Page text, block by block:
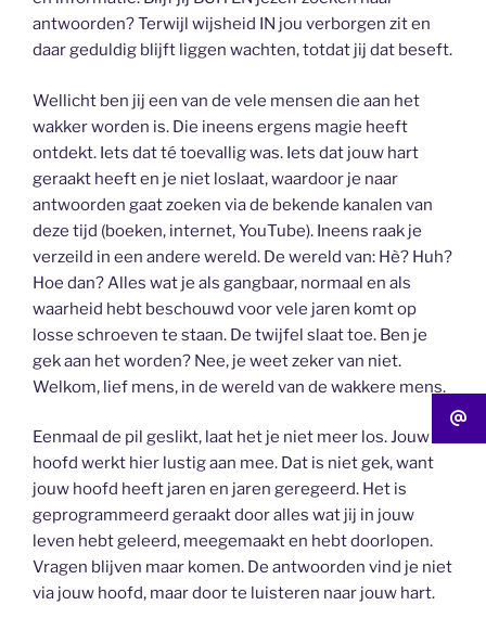
antwoorden? Terwijl wijsheid IN jou verborgen zit en
daar geduldig blijft liggen wachten, totdat jij dat beseft.
Wellicht ben jij een van de vele mensen die aan het
wakker worden is. Die ineens ergens magie heeft
ontdekt. Iets dat té toevallig was. Iets dat jouw hart
geraakt heeft en je niet loslaat, waardoor je naar
antwoorden gaat zoeken via de bekende kanalen van
deze tijd (boeken, internet, YouTube). Ineens raak je
verzeild in een andere wereld. De wereld van: Hè? Huh?
Hoe dan? Alles wat je als gangbaar, normaal en als
waarheid hebt beschouwd voor vele jaren komt op
losse schroeven te staan. De twijfel slaat toe. Ben je
gek aan het worden? Nee, je weet zeker van niet.
Welkom, lief mens, in de wereld van de wakkere mens.
Eenmaal de pil geslikt, laat het je niet meer los. Jouw
hoofd werkt hier lustig aan mee. Dat is niet gek, want
jouw hoofd heeft jaren en jaren geregeerd. Het is
geprogrammeerd geraakt door alles wat jij in jouw
leven hebt geleerd, meegemaakt en hebt doorlopen.
Vragen blijven maar komen. De antwoorden vind je niet
via jouw hoofd, maar door te luisteren naar jouw hart.